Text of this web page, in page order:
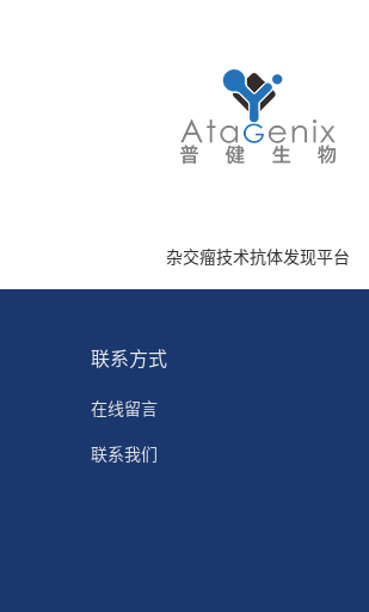
杂交瘤技术抗体发现平台
联系方式
在线留言
联系我们